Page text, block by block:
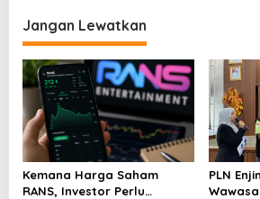
Olahraga
Jangan Lewatkan
Kemana Harga Saham
RANS, Investor Perlu
PLN